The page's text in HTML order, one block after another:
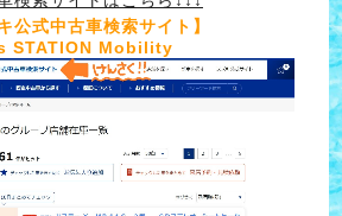
公式中古車検索サイト】
STATION Mobility